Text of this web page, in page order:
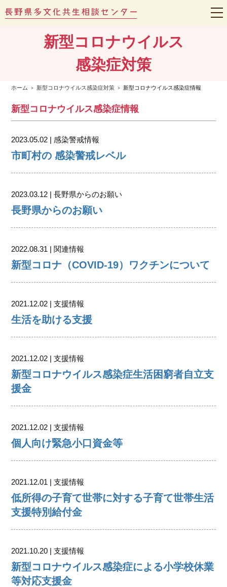
t
新型コロナウイルス
感染症対策
ホーム 新型コロナウイルス感染症対策 新型コロナウイルス感染症情報
新型コロナウイルス感染症情報
2023.05.02 | 感染警戒情報
市町村の 感染警戒レベル
2023.03.12 | 長野県からのお願い
長野県からのお願い
2022.08.31 | 関連情報
新型コロナ（COVID‐19）ワクチンについて
2021.12.02 | 支援情報
生活を助ける支援
2021.12.02 | 支援情報
新型コロナウイルス感染症生活困窮者自立支
援金
2021.12.02 | 支援情報
個人向け緊急小口資金等
2021.12.01 | 支援情報
低所得の子育て世帯に対する子育て世帯生活
支援特別給付金
2021.10.20 | 支援情報
新型コロナウイルス感染症による小学校休業
等対応支援金